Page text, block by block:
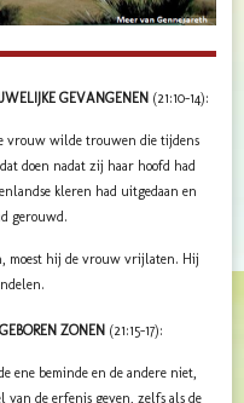
GEVANGENEN (21:10-14):
vrouw wilde trouwen die tijdens
doen nadat zij haar hoofd had
kleren had uitgedaan en
gerouwd.
moest hij de vrouw vrijlaten. Hij
ZONEN (21:15-17):
ene beminde en de andere niet,
van de erfenis geven, zelfs als de